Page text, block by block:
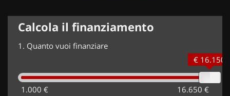
Calcola il finanziamento
1. Quanto vuoi finanziare
1.000 € 16.650 €
€ 16.150